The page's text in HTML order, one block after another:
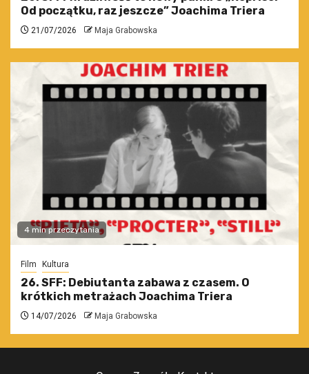
Od początku, raz jeszcze” Joachima Triera
21/07/2026 Maja Grabowska
4 min przeczytania
Film Kultura
26. SFF: Debiutanta zabawa z czasem. O
krótkich metrażach Joachima Triera
14/07/2026 Maja Grabowska